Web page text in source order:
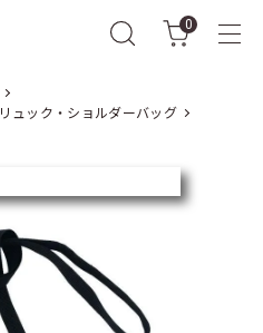
0
リュック・ショルダーバッグ